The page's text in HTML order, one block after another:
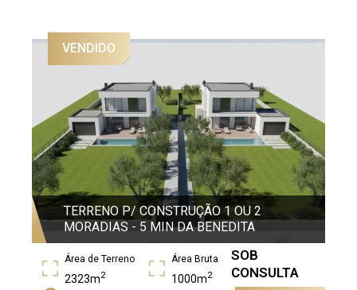
VENDIDO
TERRENO P/ CONSTRUÇÃO 1 OU 2
MORADIAS - 5 MIN DA BENEDITA
Área de Terreno
2323m2
Área Bruta
1000m2
SOB
CONSULTA